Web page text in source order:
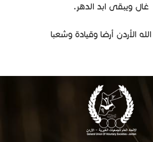
غال ويبقى ابد الدهر.
الأردن أرضا وقيادة وشعبا